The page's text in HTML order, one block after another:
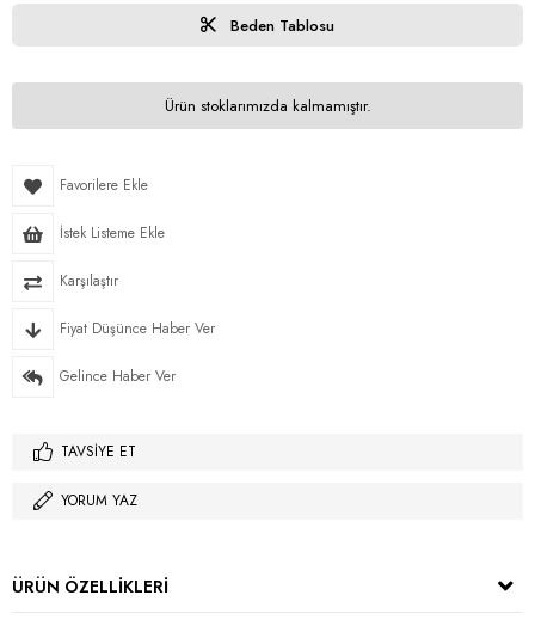
Beden Tablosu
Ürün stoklarımızda kalmamıştır.
Favorilere Ekle
İstek Listeme Ekle
Karşılaştır
Fiyat Düşünce Haber Ver
Gelince Haber Ver
TAVSIYE ET
YORUM YAZ
ÜRÜN ÖZELLIKLERI